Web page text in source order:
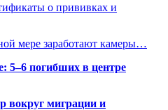
о прививках и
мере заработают камеры…
5–6 погибших в центре
вокруг миграции и